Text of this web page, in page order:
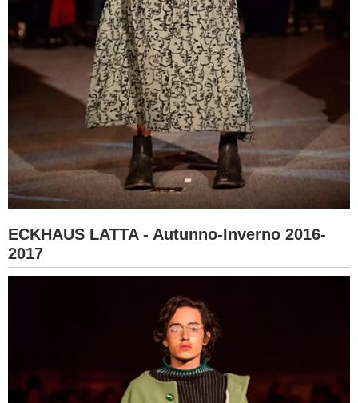
ECKHAUS LATTA - Autunno-Inverno 2016-
2017